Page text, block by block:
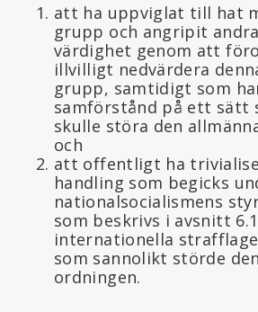
att ha uppviglat till hat
grupp och angripit
värdighet genom att
illvilligt nedvärdera
grupp, samtidigt som
samförstånd på ett sätt
skulle störa den
och
att offentligt ha
handling som begicks
nationalsocialismens
som beskrivs i avsnitt
internationella
som sannolikt störde
ordningen.